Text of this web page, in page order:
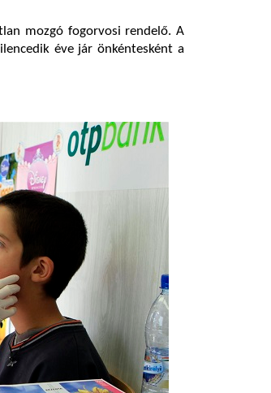
mozgó fogorvosi rendelő. A
éve jár önkéntesként a